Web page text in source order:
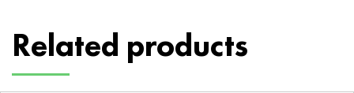
Related products